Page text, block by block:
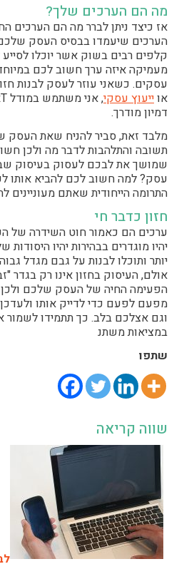
מה הם הערכים שלך?
אז כיצד ניתן לברר מה הם הערכים
הערכים שיעמדו בבסיס העסק
קלפים רבים בשוק אשר יוכלו
מעמיקה איזה ערך חשוב לכם
עסקים. כשאני עוזר לעסק לבנות
אוייעוץ עסקי
דמיון מודרך.
מלבד זאת, סביר להניח שאת
תשובה והתלהבות לדבר מה ולכן
שמושך את לבכם לעסוק בעיסוק
עסק? למה חשוב לכם להביא אותו
התרומה הייחודית שאתם מעוניינים
חזון כדבר חי
ערכים הם כאמור חוט השידרה
יהיו מוגדרים בבהירות יהיו
יותר ותוכלו לבנות על גבם מגדל
אולם, העיסוק בחזון אינו רק בגדר
הפעימה החיה של העסק שלכם
מפעם לפעם כדי לדייק אותו
וגם אצלכם בלב. כך תתמידו לשמור
במציאות משתנ
שתפו
שווה קריאה